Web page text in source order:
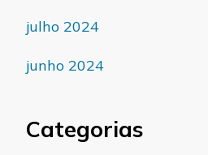
julho 2024
junho 2024
Categorias